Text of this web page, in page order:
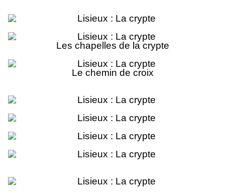
Les chapelles de la crypte
Le chemin de croix